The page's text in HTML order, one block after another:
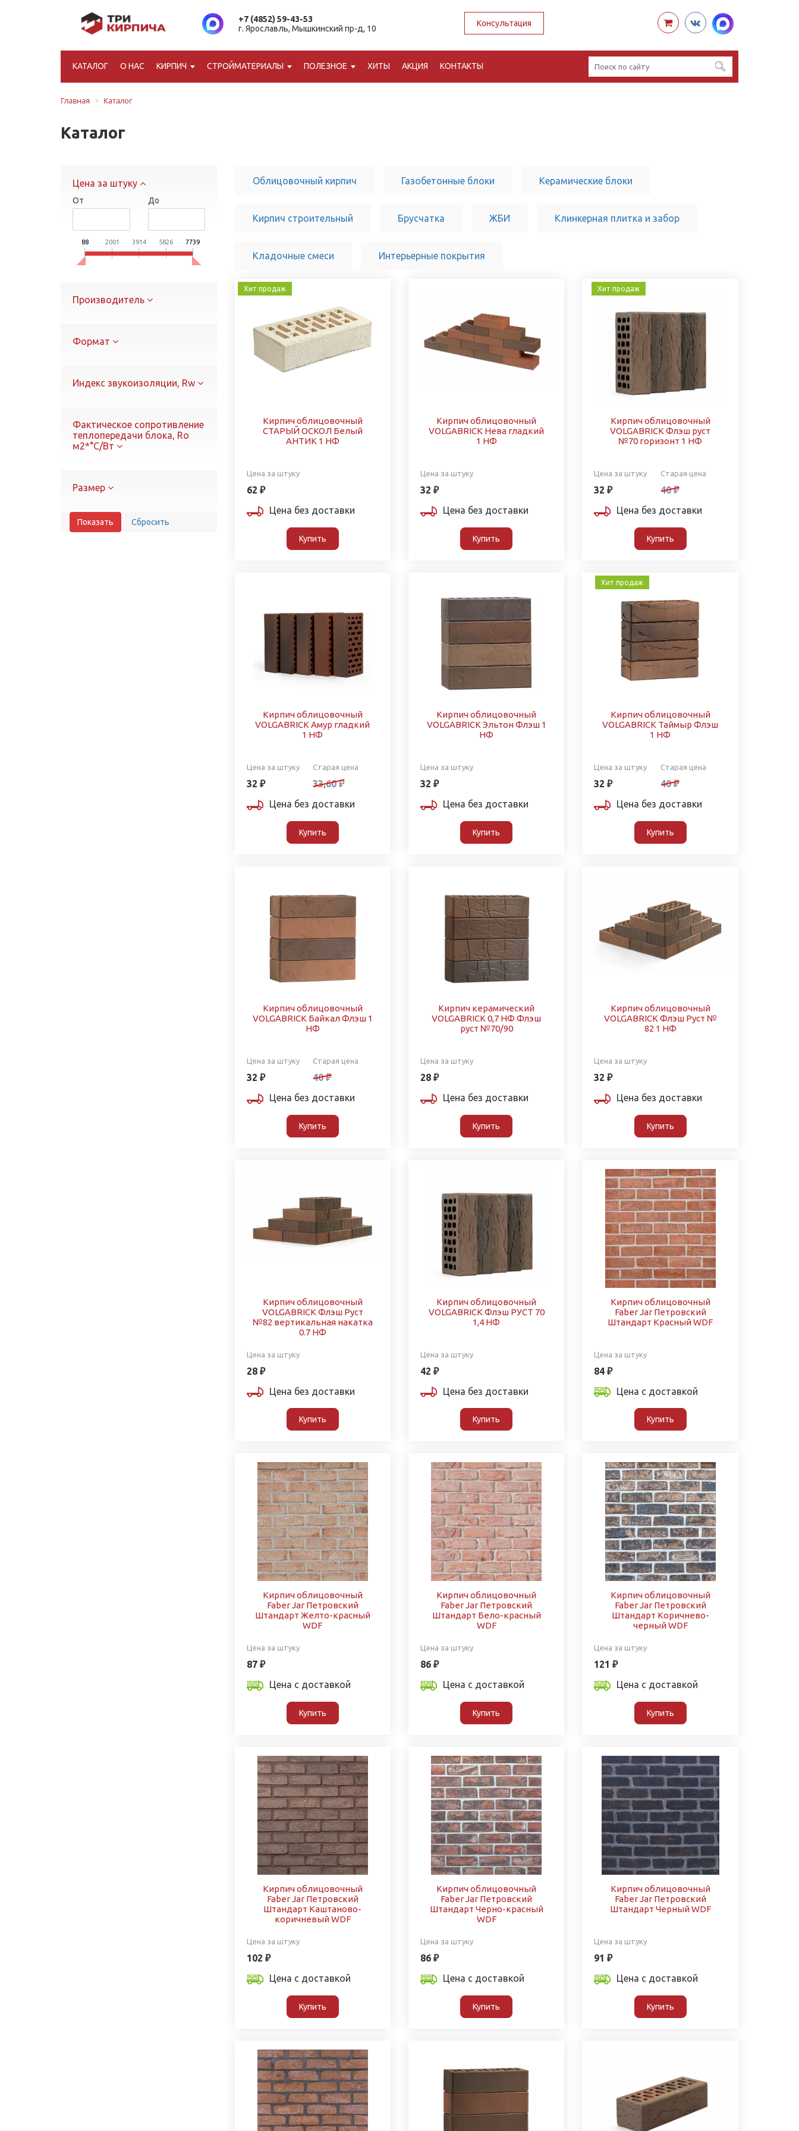
+7 (4852) 59-43-53
г. Ярославль, Мышкинский пр-д, 10
Консультация
КАТАЛОГ О НАС КИРПИЧ СТРОЙМАТЕРИАЛЫ ПОЛЕЗНОЕ ХИТЫ АКЦИЯ КОНТАКТЫ
Главная Каталог
Каталог
Цена за штуку
От До
88 2001 3914 5826 7739
Производитель
Формат
Индекс звукоизоляции, Rw
Фактическое сопротивление
теплопередачи блока, Ro
м2*°С/Вт
Размер
Облицовочный кирпич Газобетонные блоки Керамические блоки
Кирпич строительный Брусчатка ЖБИ Клинкерная плитка и забор
Кладочные смеси Интерьерные покрытия
Хит продаж
Кирпич облицовочный
СТАРЫЙ ОСКОЛ Белый
АНТИК 1 НФ
Цена за штуку
62 ₽
Цена без доставки
Купить
Кирпич облицовочный
VOLGABRICK Нева гладкий
1 НФ
Цена за штуку
32 ₽
Цена без доставки
Купить
Хит продаж
Кирпич облицовочный
VOLGABRICK Флэш руст
№70 горизонт 1 НФ
Цена за штуку
32 ₽
Старая цена
40 ₽
Цена без доставки
Купить
Кирпич облицовочный
VOLGABRICK Амур гладкий
1 НФ
Цена за штуку
32 ₽
Старая цена
33,60 ₽
Цена без доставки
Купить
Кирпич облицовочный
VOLGABRICK Эльтон Флэш 1
НФ
Цена за штуку
32 ₽
Цена без доставки
Купить
Хит продаж
Кирпич облицовочный
VOLGABRICK Таймыр Флэш
1 НФ
Цена за штуку
32 ₽
Старая цена
40 ₽
Цена без доставки
Купить
Кирпич облицовочный
VOLGABRICK Байкал Флэш 1
НФ
Цена за штуку
32 ₽
Старая цена
40 ₽
Цена без доставки
Купить
Кирпич керамический
VOLGABRICK 0,7 НФ Флэш
руст №70/90
Цена за штуку
28 ₽
Цена без доставки
Купить
Кирпич облицовочный
VOLGABRICK Флэш Руст №
82 1 НФ
Цена за штуку
32 ₽
Цена без доставки
Купить
Кирпич облицовочный
VOLGABRICK Флэш Руст
№82 вертикальная накатка
0.7 НФ
Цена за штуку
28 ₽
Цена без доставки
Купить
Кирпич облицовочный
VOLGABRICK Флэш РУСТ 70
1,4 НФ
Цена за штуку
42 ₽
Цена без доставки
Купить
Кирпич облицовочный
Faber Jar Петровский
Штандарт Красный WDF
Цена за штуку
84 ₽
Цена с доставкой
Купить
Кирпич облицовочный
Faber Jar Петровский
Штандарт Желто-красный
WDF
Цена за штуку
87 ₽
Цена с доставкой
Купить
Кирпич облицовочный
Faber Jar Петровский
Штандарт Бело-красный
WDF
Цена за штуку
86 ₽
Цена с доставкой
Купить
Кирпич облицовочный
Faber Jar Петровский
Штандарт Коричнево-
черный WDF
Цена за штуку
121 ₽
Цена с доставкой
Купить
Кирпич облицовочный
Faber Jar Петровский
Штандарт Каштаново-
коричневый WDF
Цена за штуку
102 ₽
Цена с доставкой
Купить
Кирпич облицовочный
Faber Jar Петровский
Штандарт Черно-красный
WDF
Цена за штуку
86 ₽
Цена с доставкой
Купить
Кирпич облицовочный
Faber Jar Петровский
Штандарт Черный WDF
Цена за штуку
91 ₽
Цена с доставкой
Купить